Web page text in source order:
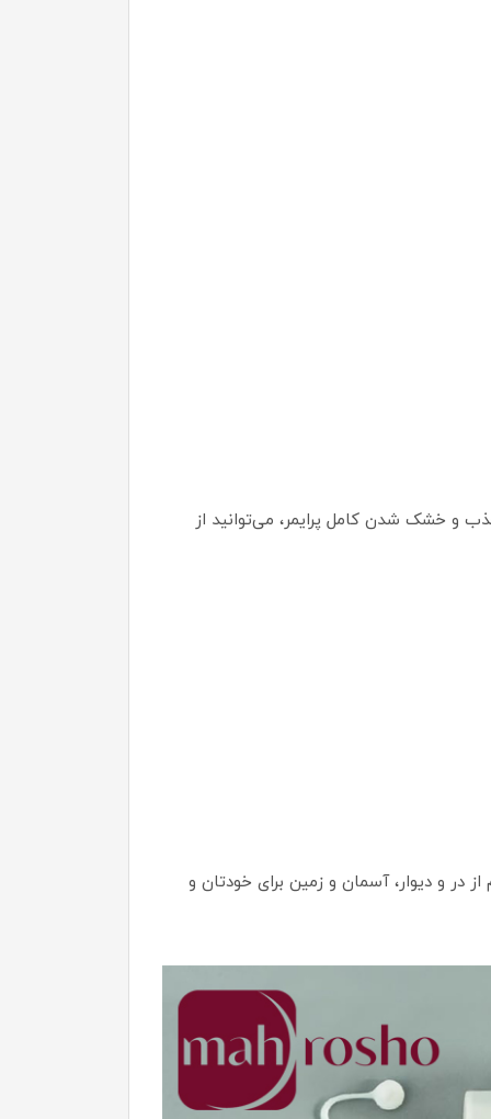
و خشک شدن کامل پرایمر، می‌توانید از
در و دیوار، آسمان و زمین برای خودتان و